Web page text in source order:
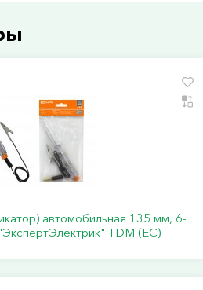
автомобильная 135 мм, 6-
TDM (ЕС)